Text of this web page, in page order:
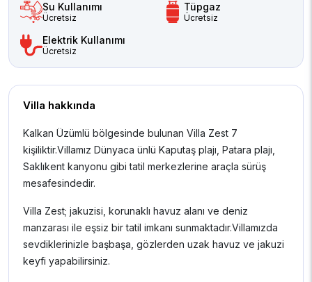
Su Kullanımı
Ücretsiz
Tüpgaz
Ücretsiz
Elektrik Kullanımı
Ücretsiz
Villa hakkında
Kalkan Üzümlü bölgesinde bulunan Villa Zest 7
kişiliktir.Villamız Dünyaca ünlü Kaputaş plajı, Patara plajı,
Saklıkent kanyonu gibi tatil merkezlerine araçla sürüş
mesafesindedir.
Villa Zest; jakuzisi, korunaklı havuz alanı ve deniz
manzarası ile eşsiz bir tatil imkanı sunmaktadır.Villamızda
sevdiklerinizle başbaşa, gözlerden uzak havuz ve jakuzi
keyfi yapabilirsiniz.